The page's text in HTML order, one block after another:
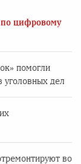
по цифровому
помогли
уголовных дел
во